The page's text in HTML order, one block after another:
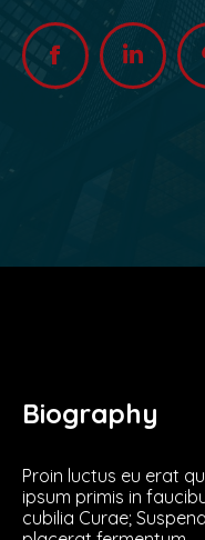
Facebook
Biography
Proin luctus eu erat
ipsum primis in
cubilia Curae;